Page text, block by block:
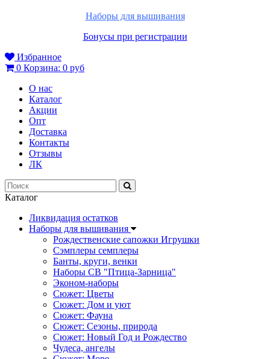
Наборы для вышивания
Бонусы при регистрации
Избранное
0 Корзина: 0 руб
О нас
Каталог
Акции
Опт
Доставка
Контакты
Отзывы
ЛК
Каталог
Ликвидация остатков
Наборы для вышивания
Рождественские сапожки Игрушки
Сэмплеры семплеры
Банты, круги, венки
Наборы СВ "Птица-Зарница"
Эконом-наборы
Сюжет: Цветы
Сюжет: Дом и уют
Сюжет: Фауна
Сюжет: Сезоны, природа
Сюжет: Новый Год и Рождество
Чудеса, ангелы